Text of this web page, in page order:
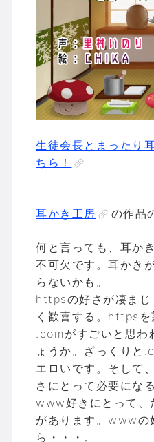
生徒会長とまったり
ちら！
耳かき工房 の作品
何と言っても、耳か
不可欠です。耳かき
らないかも。
httpsの好さが凄まじ
く歓喜する。httpsを
.comがすごいと思わ
ょうか。ざっくりと
エロいです。そして
さにとって必要にな
www好きにとって、
があります。wwwの
ら・・・。